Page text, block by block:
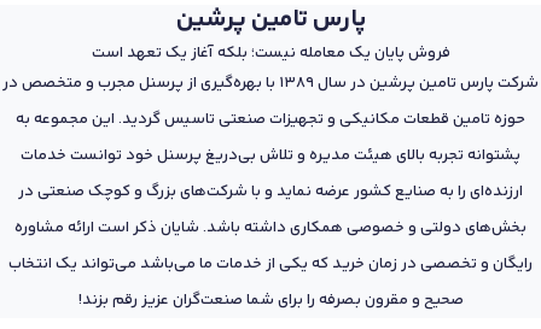
پارس تامین پرشین
فروش پایان یک معامله نیست؛ بلکه آغاز یک تعهد است
شرکت پارس تامین پرشین در سال 1389 با بهره‌گیری از پرسنل مجرب و متخصص در
حوزه تامین قطعات مکانیکی و تجهیزات صنعتی تاسیس گردید. این مجموعه به
پشتوانه تجربه بالای هیئت مدیره و تلاش بی‌دریغ پرسنل خود توانست خدمات
ارزنده‌ای را به صنایع کشور عرضه نماید و با شرکت‌های بزرگ و کوچک صنعتی در
بخش‌های دولتی و خصوصی همکاری داشته باشد. شایان ذکر است ارائه مشاوره
رایگان و تخصصی در زمان خرید که یکی از خدمات ما می‌باشد می‌تواند یک انتخاب
صحیح و مقرون بصرفه را برای شما صنعت‌گران عزیز رقم بزند!